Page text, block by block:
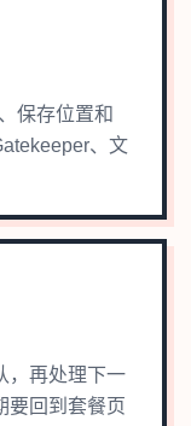
保存位置和
、文
，再处理下一
要回到套餐页